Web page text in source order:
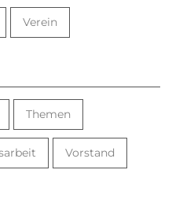
Verein
Themen
Vorstand